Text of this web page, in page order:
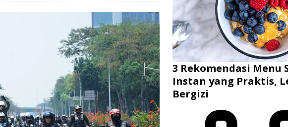
3 Rekomendasi Menu
Instan yang Praktis,
Bergizi